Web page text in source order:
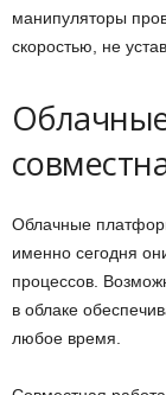
манипуляторы
скоростью, не
Облачные
именно сегодня
процессов.
в облаке
любое время.